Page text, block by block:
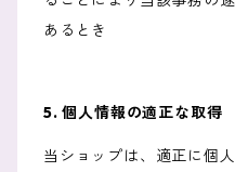
あるとき
5. 個人情報の適正な取得
当ショップは、適正に個